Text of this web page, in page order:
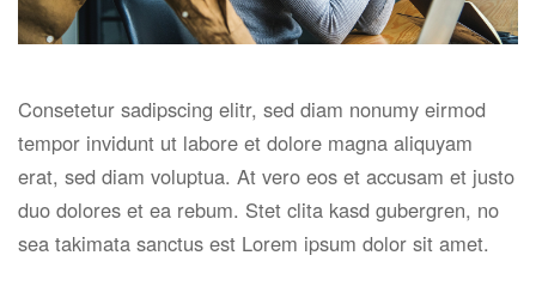
Consetetur sadipscing elitr, sed diam nonumy eirmod
tempor invidunt ut labore et dolore magna aliquyam
erat, sed diam voluptua. At vero eos et accusam et justo
duo dolores et ea rebum. Stet clita kasd gubergren, no
sea takimata sanctus est Lorem ipsum dolor sit amet.